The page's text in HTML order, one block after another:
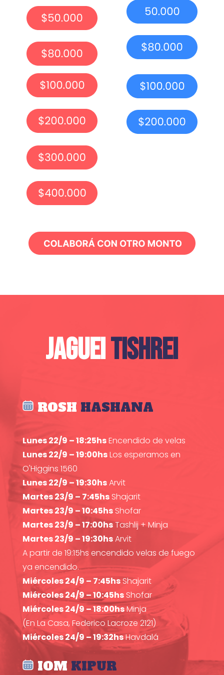
JAGUEITISHREI
ROSH HASHANA
Lunes 22/9 – 18:25hsEncendido de velas
Lunes 22/9 – 19:00hsLos esperamos en
O'Higgins 1560
Lunes 22/9 – 19:30hsArvit
Martes 23/9 – 7:45hsShajarit
Martes 23/9 – 10:45hsShofar
Martes 23/9 – 17:00hsTashlij + Minja
Martes 23/9 – 19:30hsArvit
A partir de 19:15hs encendido velas de fuego
ya encendido.
Miércoles 24/9 – 7:45hsShajarit
Miércoles 24/9 – 10:45hsShofar
Miércoles 24/9 – 18:00hsMinja
(En La Casa, Federico Lacroze 2121)
Miércoles 24/9 – 19:32hsHavdalá
IOM KIPUR